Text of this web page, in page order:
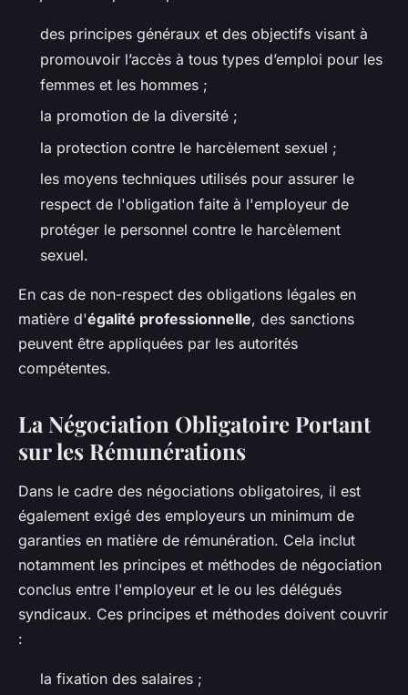
des principes généraux et des objectifs visant à
promouvoir l’accès à tous types d’emploi pour les
femmes et les hommes ;
la promotion de la diversité ;
la protection contre le harcèlement sexuel ;
les moyens techniques utilisés pour assurer le
respect de l'obligation faite à l'employeur de
protéger le personnel contre le harcèlement
sexuel.
En cas de non-respect des obligations légales en
matière d'égalité professionnelle, des sanctions
peuvent être appliquées par les autorités
compétentes.
La Négociation Obligatoire Portant
sur les Rémunérations
Dans le cadre des négociations obligatoires, il est
également exigé des employeurs un minimum de
garanties en matière de rémunération. Cela inclut
notamment les principes et méthodes de négociation
conclus entre l'employeur et le ou les délégués
syndicaux. Ces principes et méthodes doivent couvrir
:
la fixation des salaires ;